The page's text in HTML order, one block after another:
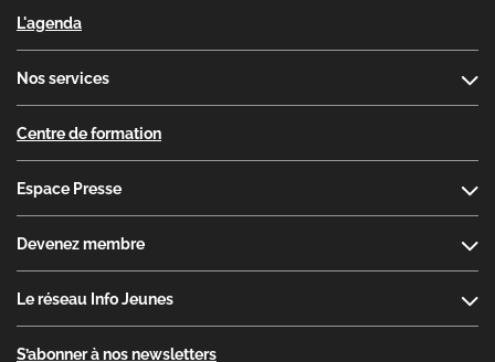
L'agenda
Nos services
Centre de formation
Espace Presse
Devenez membre
Le réseau Info Jeunes
S’abonner à nos newsletters